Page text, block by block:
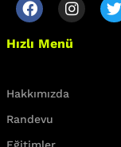
Hızlı Menü
Hakkımızda
Randevu